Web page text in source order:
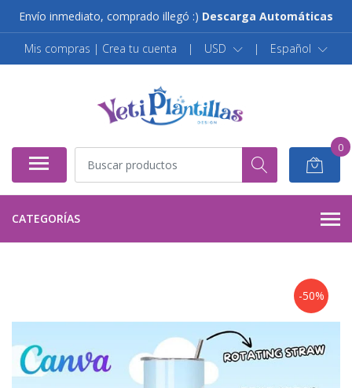
Envío inmediato, comprado illegó :) Descarga Automáticas
Mis compras | Crea tu cuenta | USD | Español
0
CATEGORÍAS
-50%